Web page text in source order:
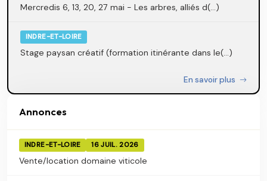
Mercredis 6, 13, 20, 27 mai - Les arbres, alliés d(...)
INDRE-ET-LOIRE
Stage paysan créatif (formation itinérante dans le(...)
En savoir plus
Annonces
INDRE-ET-LOIRE 16 JUIL. 2026
Vente/location domaine viticole